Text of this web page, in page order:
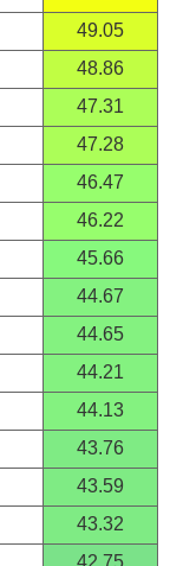
49.05
48.86
47.31
47.28
46.47
46.22
45.66
44.67
44.65
44.21
44.13
43.76
43.59
43.32
42.75